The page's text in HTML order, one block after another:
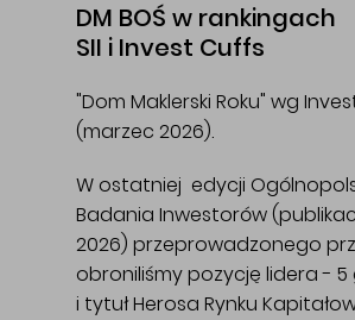
DM BOŚ w rankingach
SII i Invest Cuffs
"Dom Maklerski Roku" wg
(marzec 2026).
W ostatniej edycji
Badania Inwestorów
2026) przeprowadzonego
obroniliśmy pozycję lidera - 5
i tytuł Herosa Rynku